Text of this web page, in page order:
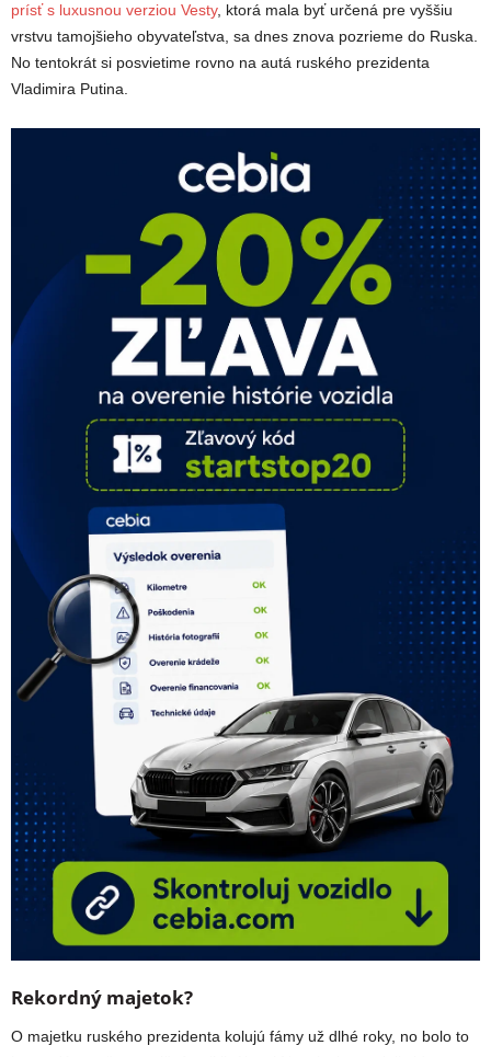
prísť s luxusnou verziou Vesty, ktorá mala byť určená pre vyššiu
vrstvu tamojšieho obyvateľstva, sa dnes znova pozrieme do Ruska.
No tentokrát si posvietime rovno na autá ruského prezidenta
Vladimira Putina.
Rekordný majetok?
O majetku ruského prezidenta kolujú fámy už dlhé roky, no bolo to